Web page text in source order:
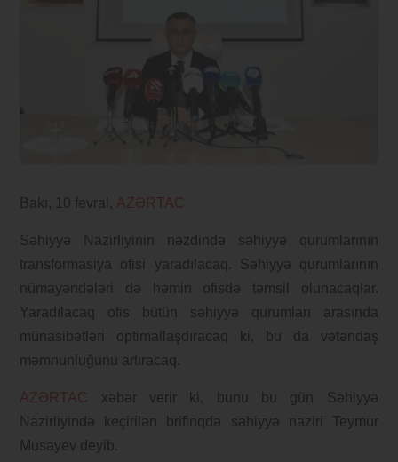
Bakı, 10 fevral, AZƏRTAC
Səhiyyə Nazirliyinin nəzdində səhiyyə qurumlarının
transformasiya ofisi yaradılacaq. Səhiyyə qurumlarının
nümayəndələri də həmin ofisdə təmsil olunacaqlar.
Yaradılacaq ofis bütün səhiyyə qurumları arasında
münasibətləri optimallaşdıracaq ki, bu da vətəndaş
məmnunluğunu artıracaq.
AZƏRTAC
xəbər verir ki, bunu bu gün Səhiyyə
Nazirliyində keçirilən brifinqdə səhiyyə naziri Teymur
Musayev deyib.